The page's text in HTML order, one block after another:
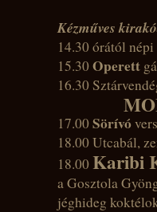
Kézműves
14.30 órától
15.30Operett
16.30
17.00Sörívó
18.00 Utcabál,
18.00Karibi
a Gosztola
jéghideg